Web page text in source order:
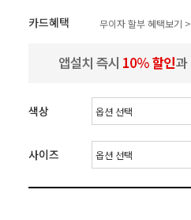
카드혜택 무이자 할부 혜택보기 >
색상
사이즈